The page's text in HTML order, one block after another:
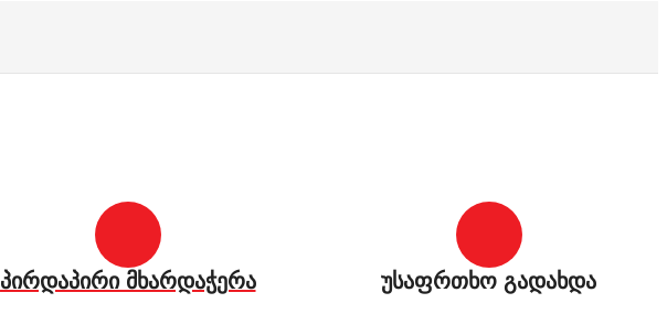
პირდაპირი მხარდაჭერა უსაფრთხო გადახდა